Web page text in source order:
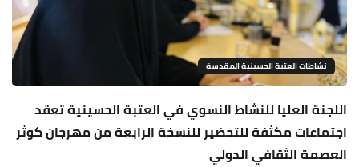
نشاطات العتبة الحسينية المقدسة
اللجنة العليا للنشاط النسوي في العتبة الحسينية تعقد
اجتماعات مكثفة للتحضير للنسخة الرابعة من مهرجان كوثر
العصمة الثقافي الدولي